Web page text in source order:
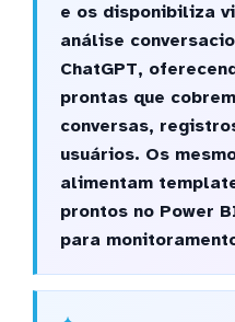
e os disponibiliza
análise
ChatGPT,
prontas que
conversas,
usuários. Os
alimentam
prontos no Power
para